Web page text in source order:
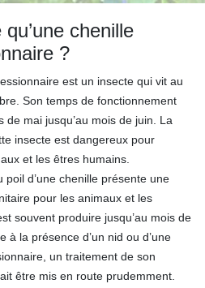
qu’une chenille
?
est un insecte qui vit au
Son temps de fonctionnement
de mai jusqu’au mois de juin. La
insecte est dangereux pour
et les êtres humains.
poil d’une chenille présente une
pour les animaux et les
souvent produire jusqu’au mois de
à la présence d’un nid ou d’une
un traitement de son
être mis en route prudemment.